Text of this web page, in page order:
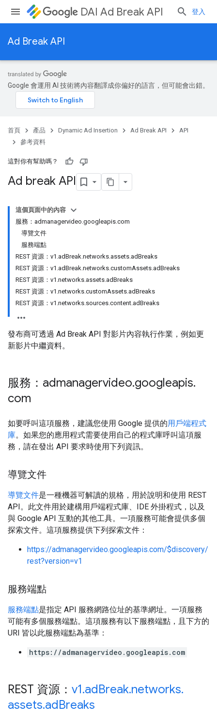
DAI Ad Break API 登入
Ad Break API
Google 會運用 AI 技術將內容翻譯成你偏好的語言，但可能會出錯。
首頁 產品 Dynamic Ad Insertion Ad Break API
API
參考資料
這對你有幫助嗎？
Ad break API
這個頁面中的內容
服務：admanagervideo.googleapis.com
導覽文件
服務端點
REST 資源：v1.adBreak.networks.assets.adBreaks
REST 資源：v1.adBreak.networks.customAssets.adBreaks
REST 資源：v1.networks.assets.adBreaks
REST 資源：v1.networks.customAssets.adBreaks
REST 資源：v1.networks.sources.content.adBreaks
發布商可透過 Ad Break API 對影片內容執行作業，例如更
新影片中繼資料。
服務：admanagervideo.googleapis.
com
如要呼叫這項服務，建議您使用 Google 提供的用戶端程式
庫。如果您的應用程式需要使用自己的程式庫呼叫這項服
務，請在發出 API 要求時使用下列資訊。
導覽文件
導覽文件是一種機器可解讀的規格，用於說明和使用 REST
API。此文件用於建構用戶端程式庫、IDE 外掛程式，以及
與 Google API 互動的其他工具。一項服務可能會提供多個
探索文件。這項服務提供下列探索文件：
https://admanagervideo.googleapis.com/$discovery/
rest?version=v1
服務端點
服務端點是指定 API 服務網路位址的基準網址。一項服務
可能有多個服務端點。這項服務有以下服務端點，且下方的
URI 皆以此服務端點為基準：
https://admanagervideo.googleapis.com
REST 資源： v1.adBreak.networks.
assets.adBreaks